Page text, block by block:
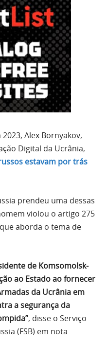
Alex Bornyakov,
Digital da Ucrânia,
estavam por trás
prendeu uma dessas
violou o artigo 275
aborda o tema de
de Komsomolsk-
ao Estado ao fornecer
da Ucrânia em
a segurança da
, disse o Serviço
(FSB) em nota